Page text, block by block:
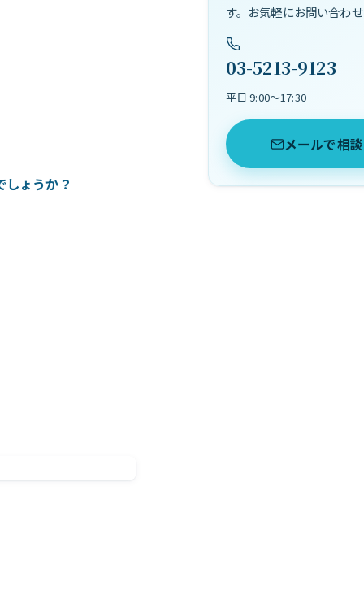
ょうか？
す。お気軽にお問い合わ
03-5213-9123
平日 9:00〜17:30
メールで相